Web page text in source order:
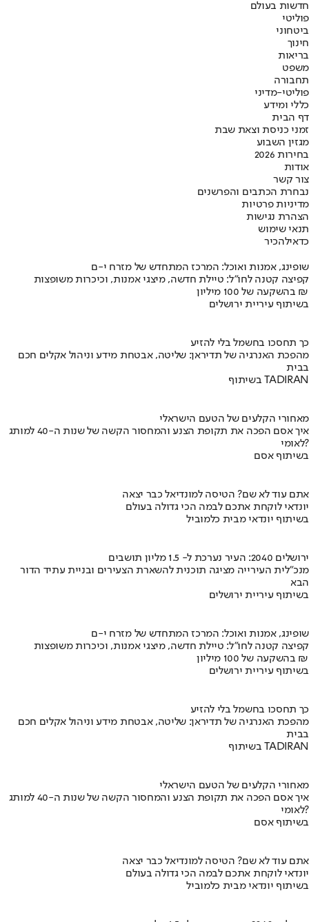
חדשות בעולם
פוליטי
ביטחוני
חינוך
בריאות
משפט
תחבורה
פוליטי-מדיני
כללי ומידע
דף הבית
זמני כניסת וצאת שבת
מגזין השבוע
בחירות 2026
אודות
צור קשר
נבחרת הכתבים והפרשנים
מדיניות פרטיות
הצהרת נגישות
תנאי שימוש
כדאילהכיר
שופינג, אמנות ואוכל: המרכז המתחדש של מזרח י-ם
קפיצה קטנה לחו"ל: טיילת חדשה, מיצגי אמנות, וכיכרות משופצות
בהשקעה של 100 מיליון ₪
בשיתוף עיריית ירושלים
כך תחסכו בחשמל בלי להזיע
מהפכת האנרגיה של תדיראן: שליטה, אבטחת מידע וניהול אקלים חכם
בבית
בשיתוף TADIRAN
מאחורי הקלעים של הטעם הישראלי
איך אסם הפכה את תקופת הצנע והמחסור הקשה של שנות ה-40 למותג
לאומי?
בשיתוף אסם
אתם עוד לא שם? הטיסה למונדיאל כבר יצאה
יונדאי לוקחת אתכם לבמה הכי גדולה בעולם
בשיתוף יונדאי מבית כלמוביל
ירושלים 2040: העיר נערכת ל- 1.5 מליון תושבים
מנכ"לית העירייה מציגה תוכנית להשארת הצעירים ובניית עתיד הדור
הבא
בשיתוף עיריית ירושלים
שופינג, אמנות ואוכל: המרכז המתחדש של מזרח י-ם
קפיצה קטנה לחו"ל: טיילת חדשה, מיצגי אמנות, וכיכרות משופצות
בהשקעה של 100 מיליון ₪
בשיתוף עיריית ירושלים
כך תחסכו בחשמל בלי להזיע
מהפכת האנרגיה של תדיראן: שליטה, אבטחת מידע וניהול אקלים חכם
בבית
בשיתוף TADIRAN
מאחורי הקלעים של הטעם הישראלי
איך אסם הפכה את תקופת הצנע והמחסור הקשה של שנות ה-40 למותג
לאומי?
בשיתוף אסם
אתם עוד לא שם? הטיסה למונדיאל כבר יצאה
יונדאי לוקחת אתכם לבמה הכי גדולה בעולם
בשיתוף יונדאי מבית כלמוביל